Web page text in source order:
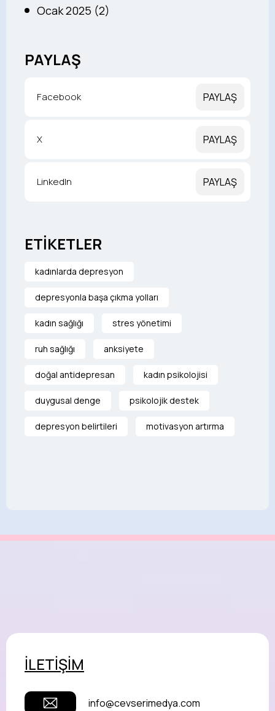
Ocak 2025 (2)
PAYLAŞ
Facebook PAYLAŞ
X PAYLAŞ
LinkedIn PAYLAŞ
ETİKETLER
kadınlarda depresyon
depresyonla başa çıkma yolları
kadın sağlığı stres yönetimi
ruh sağlığı anksiyete
doğal antidepresan kadın psikolojisi
duygusal denge psikolojik destek
depresyon belirtileri motivasyon artırma
İLETİŞİM
info@cevserimedya.com